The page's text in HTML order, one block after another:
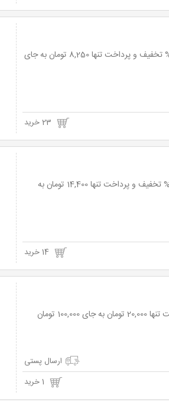
آموزش شطرنج ویژه کودکان و بزرگسالان در مدرسه شطرنج آریا با 90% تخفیف و پرداخت تنها 8,250 تومان به جای
آموزش شطرنج ویژه کودکان و بزرگسالان در مدرسه شطرنج آریا با 80% تخفیف و پرداخت تنها 14,400 تومان به
ارسال پستی